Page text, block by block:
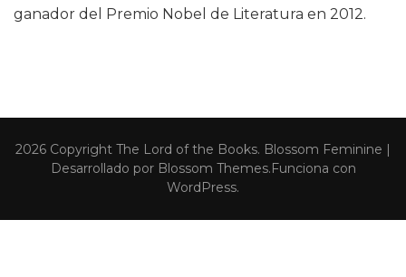
ganador del Premio Nobel de Literatura en 2012.
2026 Copyright The Lord of the Books. Blossom Feminine |
Desarrollado por Blossom Themes.Funciona con
WordPress.